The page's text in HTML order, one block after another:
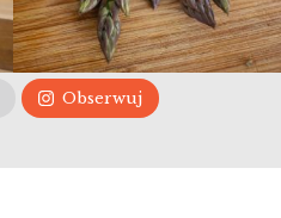
Obserwuj